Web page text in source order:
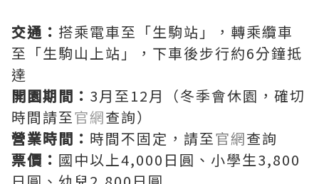
交通： 搭乘電車至「生駒站」，轉乘纜車
至「生駒山上站」，下車後步行約6分鐘抵
達
開園期間： 3月至12月（冬季會休園，確切
時間請至官網查詢）
營業時間： 時間不固定，請至官網查詢
票價： 國中以上4,000日圓、小學生3,800